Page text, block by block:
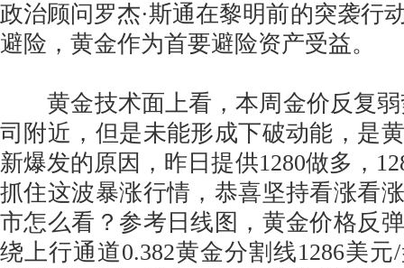
政治顾问罗杰·斯通在黎明前的突袭行
避险，黄金作为首要避险资产受益。
黄金技术面上看，本周金价反复弱
司附近，但是未能形成下破动能，是
新爆发的原因，昨日提供1280做多，
抓住这波暴涨行情，恭喜坚持看涨看
市怎么看？参考日线图，黄金价格反
绕上行通道0.382黄金分割线1286美